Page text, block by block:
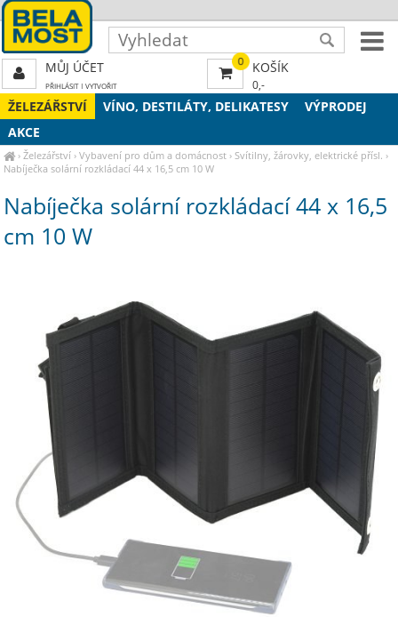
ŽELEZÁŘSTVÍ VÍNO, DESTILÁTY, DELIKATESY
VÝPRODEJ
AKCE
›Železářství ›Vybavení pro dům a domácnost ›Svítilny, žárovky, elektrické přísl. ›
Nabíječka solární rozkládací 44 x 16,5 cm 10 W
Nabíječka solární rozkládací 44 x 16,5
cm 10 W
0 KOŠÍK
0,-
MŮJ ÚČET
PŘIHLÁSIT| VYTVOŘIT